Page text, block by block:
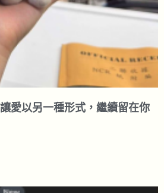
愛以另一種形式，繼續留在你